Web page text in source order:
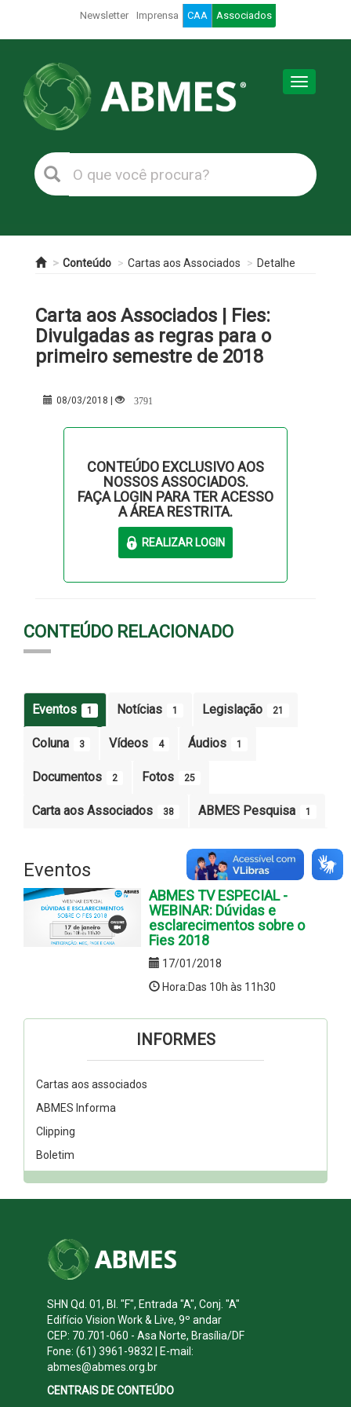
Newsletter Imprensa CAA Associados
Toggle
Conteúdo Cartas aos Associados Detalhe
Carta aos Associados | Fies:
Divulgadas as regras para o
primeiro semestre de 2018
08/03/2018 | 3791
CONTEÚDO EXCLUSIVO AOS
NOSSOS ASSOCIADOS.
FAÇA LOGIN PARA TER ACESSO
A ÁREA RESTRITA.
CONTEÚDO RELACIONADO
Eventos 1 Notícias 1 Legislação 21
Coluna 3 Vídeos 4 Áudios 1
Documentos 2 Fotos 25
Carta aos Associados 38 ABMES Pesquisa 1
Eventos
ABMES TV ESPECIAL -
WEBINAR: Dúvidas e
esclarecimentos sobre o
Fies 2018
17/01/2018
Hora:Das 10h às 11h30
INFORMES
Cartas aos associados
ABMES Informa
Clipping
Boletim
SHN Qd. 01, Bl. "F", Entrada "A", Conj. "A"
Edifício Vision Work & Live, 9º andar
CEP: 70.701-060 - Asa Norte, Brasília/DF
Fone: (61) 3961-9832 | E-mail:
abmes@abmes.org.br
CENTRAIS DE CONTEÚDO